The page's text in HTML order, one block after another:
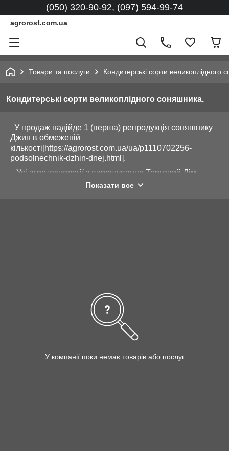
(050) 320-90-92, (097) 594-99-74
agrorost.com.ua
Товари та послуги Кондитерські сорти великоплідного
Кондитерські сорти великоплідного соняшника.
У продаж надійде 1 (перша) репродукція соняшнику
Джин в обмеженій
кількості[https://agrorost.com.ua/ua/p1110702256-
podsolnechnik-dzhin-dnej.html].
Усі агротехнології з вирощування Торговий Дім
«Агрос» надасть, проведе до збирання врожаю та
Показати все
У компанії поки немає товарів або послуг